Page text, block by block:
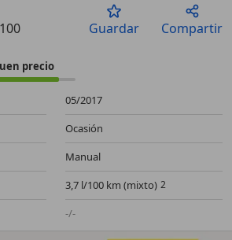
Guardar Compartir
precio
05/2017
Ocasión
Manual
3,7 l/100 km (mixto)
-/-